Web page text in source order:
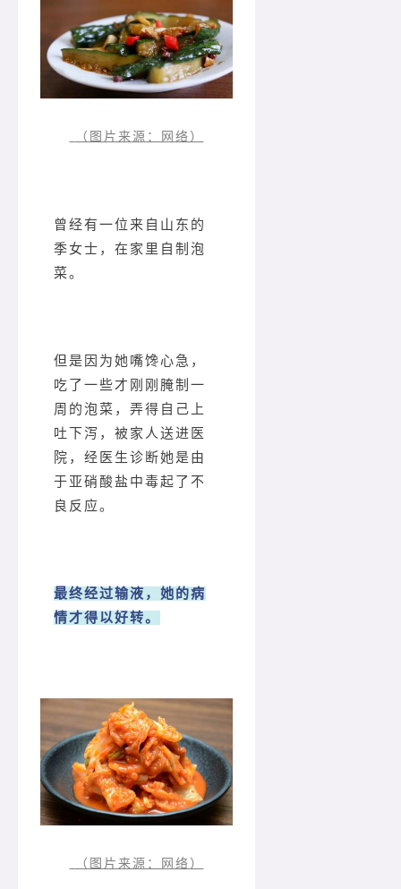
（图片来源：网络）
曾经有一位来自山东的
季女士，在家里自制泡
菜。
但是因为她嘴馋心急，
吃了一些才刚刚腌制一
周的泡菜，弄得自己上
吐下泻，被家人送进医
院，经医生诊断她是由
于亚硝酸盐中毒起了不
良反应。
最终经过输液，她的病
情才得以好转。
（图片来源：网络）